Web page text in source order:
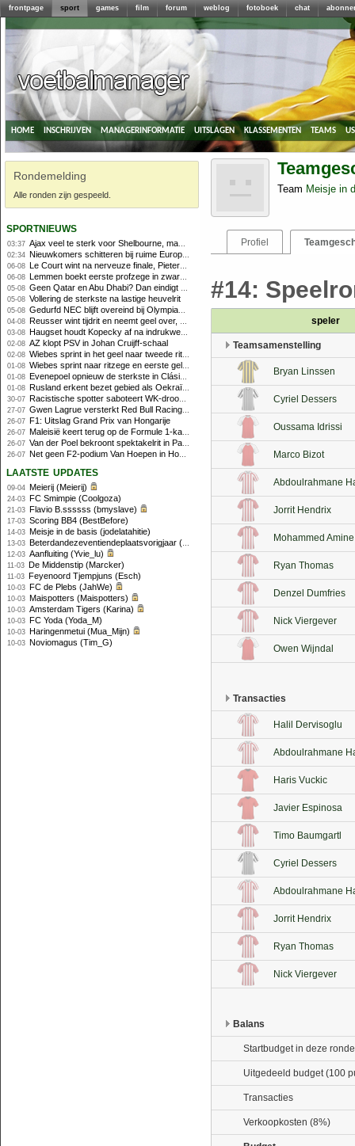
frontpage sport games film forum weblog fotoboek chat
home inschrijven managerinformatie uitslagen klassementen teams
Rondemelding
Alle ronden zijn gespeeld.
sportnieuws
03:37 Ajax veel te sterk voor Shelbourne, maar houdt schade beperkt
02:34 Nieuwkomers schitteren bij ruime Europese zege FC Twente
06-08 Le Court wint na nerveuze finale, Pieterse derde
06-08 Lemmen boekt eerste profzege in zware Ronde van Polen-rit
05-08 Geen Qatar en Abu Dhabi? Dan eindigt Formule 1-seizoen mogelijk in Europa
05-08 Vollering de sterkste na lastige heuvelrit
05-08 Gedurfd NEC blijft overeind bij Olympiakos
04-08 Reusser wint tijdrit en neemt geel over, Nooijen knap tweede
03-08 Haugset houdt Kopecky af na indrukwekkende solo van 86 kilometer
02-08 AZ klopt PSV in Johan Cruijff-schaal
02-08 Wiebes sprint in het geel naar tweede ritzege
01-08 Wiebes sprint naar ritzege en eerste gele trui in Tour Femmes
01-08 Evenepoel opnieuw de sterkste in Clásica San Sebastián
01-08 Rusland erkent bezet gebied als Oekraïens voor opheffing IOC-schorsing
30-07 Racistische spotter saboteert WK-droom van powerliftster
27-07 Gwen Lagrue versterkt Red Bull Racing vanaf 2027
26-07 F1: Uitslag Grand Prix van Hongarije
26-07 Maleisië keert terug op de Formule 1-kalender in 2026
26-07 Van der Poel bekroont spektakelrit in Parijs met nipte zege; eindzege Pogacar
26-07 Net geen F2-podium Van Hoepen in Hongarije, Leon maakt indruk
laatste updates
09-04 Meierij (Meierij)
24-03 FC Smimpie (Coolgoza)
21-03 Flavio B.ssssss (bmyslave)
17-03 Scoring BB4 (BestBefore)
14-03 Meisje in de basis (jodelatahitie)
13-03 Beterdandezeventiendeplaatsvorigjaar (NikeyAjax)
12-03 Aanfluiting (Yvie_lu)
11-03 De Middenstip (Marcker)
11-03 Feyenoord Tjempjuns (Esch)
10-03 FC de Plebs (JahWe)
10-03 Maispotters (Maispotters)
10-03 Amsterdam Tigers (Karina)
10-03 FC Yoda (Yoda_M)
10-03 Haringenmetui (Mua_Mijn)
10-03 Noviomagus (Tim_G)
Team Meisje in
Profiel
#14:
speler
Teamsamenstelling
Bryan Linssen
Cyriel Dessers
Oussama Idrissi
Marco Bizot
Abdoulrahmane
Jorrit Hendrix
Mohammed
Ryan Thomas
Denzel Dumfries
Nick Viergever
Owen Wijndal
Transacties
Halil Dervisoglu
Abdoulrahmane
Haris Vuckic
Javier Espinosa
Timo Baumgartl
Cyriel Dessers
Abdoulrahmane
Jorrit Hendrix
Ryan Thomas
Nick Viergever
Balans
Startbudget in deze ronde
Uitgedeeld budget (100
Transacties
Verkoopkosten (8%)